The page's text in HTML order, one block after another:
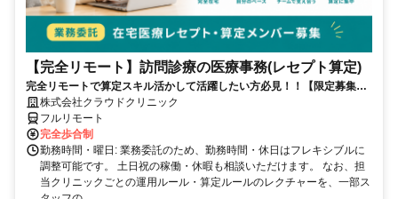
【完全リモート】訪問診療の医療事務(レセプト算定)
完全リモートで算定スキル活かして活躍したい方必見！！【限定募集】
完全リモート｜在宅医療レセプト算定（成果報酬型／業務委託）
株式会社クラウドクリニック
フルリモート
完全歩合制
勤務時間・曜日: 業務委託のため、勤務時間・休日はフレキシブルに
調整可能です。 土日祝の稼働・休暇も相談いただけます。 なお、担
当クリニックごとの運用ルール・算定ルールのレクチャーを、一部ス